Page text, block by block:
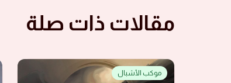
مقالات ذات صلة
موكب الأشبال